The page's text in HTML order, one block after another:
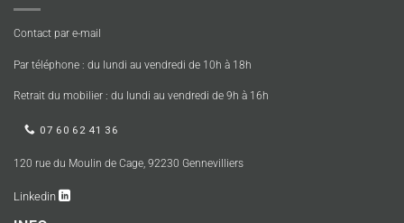
Contact par e-mail
Par téléphone : du lundi au vendredi de 10h à 18h
Retrait du mobilier : du lundi au vendredi de 9h à 16h
07 60 62 41 36
120 rue du Moulin de Cage, 92230 Gennevilliers
Linkedin